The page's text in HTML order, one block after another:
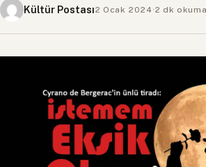
Kültür Postası2 Ocak 2024·2 dk okuma